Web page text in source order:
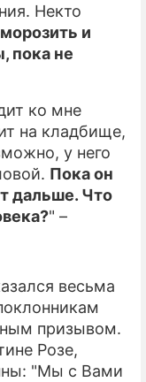
ПРОЕКТЕ
Некто
и
пока не
ко мне
на кладбище,
у него
Пока он
дальше. Что
" –
весьма
призывом.
Розе,
"Мы с Вами